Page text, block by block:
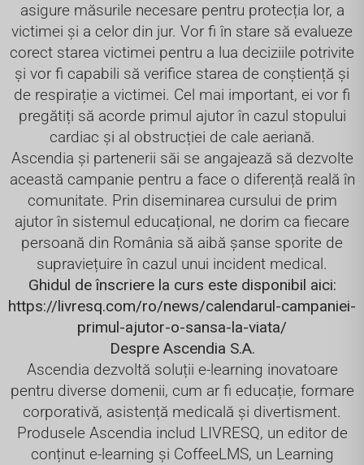
asigure măsurile necesare pentru protecția lor, a
victimei și a celor din jur. Vor fi în stare să evalueze
corect starea victimei pentru a lua deciziile potrivite
și vor fi capabili să verifice starea de conștiență și
de respirație a victimei. Cel mai important, ei vor fi
pregătiți să acorde primul ajutor în cazul stopului
cardiac și al obstrucției de cale aeriană.
Ascendia și partenerii săi se angajează să dezvolte
această campanie pentru a face o diferență reală în
comunitate. Prin diseminarea cursului de prim
ajutor în sistemul educațional, ne dorim ca fiecare
persoană din România să aibă șanse sporite de
supraviețuire în cazul unui incident medical.
Ghidul de înscriere la curs este disponibil aici:
https://livresq.com/ro/news/calendarul-campaniei-
primul-ajutor-o-sansa-la-viata/
Despre Ascendia S.A.
Ascendia dezvoltă soluții e-learning inovatoare
pentru diverse domenii, cum ar fi educație, formare
corporativă, asistență medicală și divertisment.
Produsele Ascendia includ LIVRESQ, un editor de
conținut e-learning și CoffeeLMS, un Learning